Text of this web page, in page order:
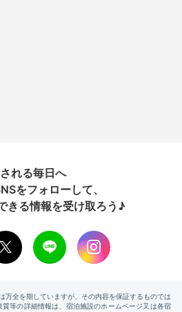
れる毎日へ
をフォローして、
きる情報を受け取ろう♪